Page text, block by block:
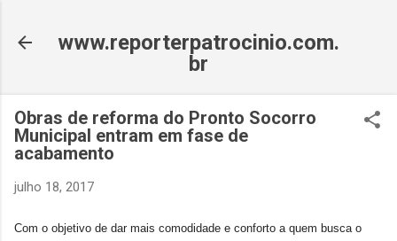
www.reporterpatrocinio.com.
br
Obras de reforma do Pronto Socorro
Municipal entram em fase de
acabamento
julho 18, 2017
Com o objetivo de dar mais comodidade e conforto a quem busca o